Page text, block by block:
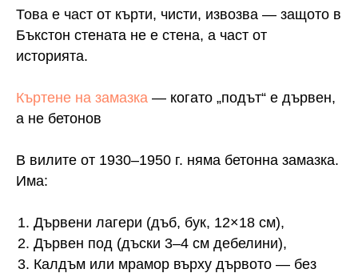
Това е част от кърти, чисти, извозва — защото в
Бъкстон стената не е стена, а част от
историята.
Къртене на замазка — когато „подът“ е дървен,
а не бетонов
В вилите от 1930–1950 г. няма бетонна замазка.
Има:
Дървени лагери (дъб, бук, 12×18 см),
Дървен под (дъски 3–4 см дебелини),
Калдъм или мрамор върху дървото — без